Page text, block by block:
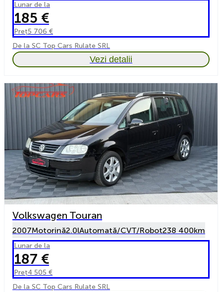
Lunar de la
185 €
Preț5 706 €
De la SC Top Cars Rulate SRL
Vezi detalii
Volkswagen Touran
2007Motorină2.0lAutomată/CVT/Robot238 400km
Lunar de la
187 €
Preț4 505 €
De la SC Top Cars Rulate SRL